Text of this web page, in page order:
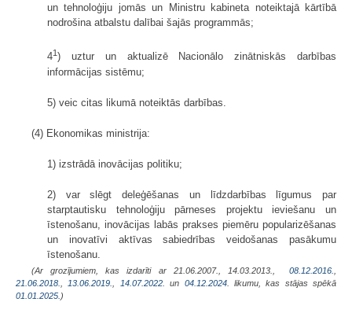
un tehnoloģiju jomās un Ministru kabineta noteiktajā kārtībā
nodrošina atbalstu dalībai šajās programmās;
41 ) uztur un aktualizē Nacionālo zinātniskās darbības
informācijas sistēmu;
5) veic citas likumā noteiktās darbības.
(4) Ekonomikas ministrija:
1) izstrādā inovācijas politiku;
2) var slēgt deleģēšanas un līdzdarbības līgumus par
starptautisku tehnoloģiju pārneses projektu ieviešanu un
īstenošanu, inovācijas labās prakses piemēru popularizēšanas
un inovatīvi aktīvas sabiedrības veidošanas pasākumu
īstenošanu.
(Ar grozījumiem, kas izdarīti ar 21.06.2007., 14.03.2013., 08.12.2016.
21.06.2018.
13.06.2019. 14.07.2022. un 04.12.2024. likumu, kas stājas spēkā
01.01.2025. )